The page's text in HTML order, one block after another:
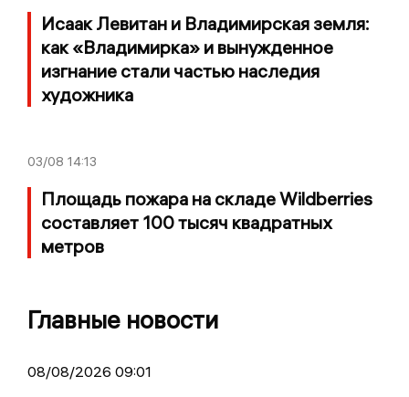
Исаак Левитан и Владимирская земля:
как «Владимирка» и вынужденное
изгнание стали частью наследия
художника
03/08 14:13
Площадь пожара на складе Wildberries
составляет 100 тысяч квадратных
метров
Главные новости
08/08/2026 09:01